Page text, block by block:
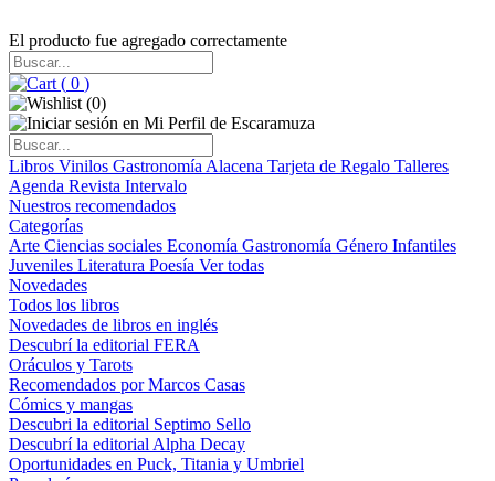
El producto fue agregado correctamente
( 0 )
(0)
Libros Vinilos Gastronomía Alacena Tarjeta de Regalo Talleres
Agenda Revista Intervalo
Nuestros recomendados
Categorías
Arte Ciencias sociales Economía Gastronomía Género Infantiles
Juveniles Literatura Poesía Ver todas
Novedades
Todos los libros
Novedades de libros en inglés
Descubrí la editorial FERA
Oráculos y Tarots
Recomendados por Marcos Casas
Cómics y mangas
Descubri la editorial Septimo Sello
Descubrí la editorial Alpha Decay
Oportunidades en Puck, Titania y Umbriel